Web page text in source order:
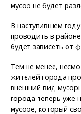
мусор не будет
В наступившем
проводить в
будет зависеть от
Тем не менее,
жителей города
внешний вид
города теперь уже
мусоре, который